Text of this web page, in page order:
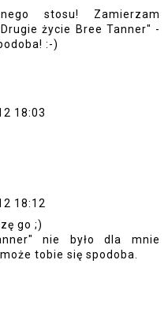
stosu! Zamierzam
życie Bree Tanner" -
:-)
18:03
18:12
go ;)
nie było dla mnie
tobie się spodoba.